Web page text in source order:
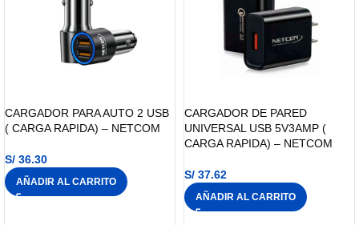
CARGADOR PARA AUTO 2 USB
( CARGA RAPIDA) – NETCOM
S/ 36.30
AÑADIR AL CARRITO
CARGADOR DE PARED
UNIVERSAL USB 5V3AMP (
CARGA RAPIDA) – NETCOM
S/ 37.62
AÑADIR AL CARRITO